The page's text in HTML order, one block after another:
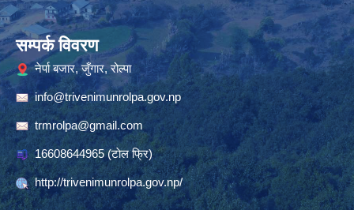
सम्पर्क विवरण
नेर्पा बजार, जुँगार, रोल्पा
info@trivenimunrolpa.gov.np
trmrolpa@gmail.com
16608644965(टाेल फ्रि)
http://trivenimunrolpa.gov.np/